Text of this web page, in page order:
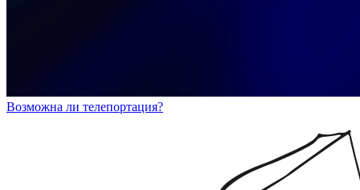
Возможна ли телепортация?